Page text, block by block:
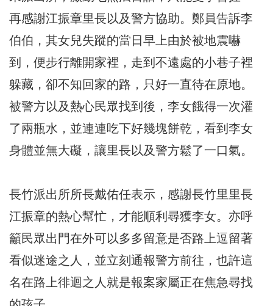
再感謝江振章里長以及警方協助。鄭員告訴李
伯伯，其女兒失蹤的當日早上由於被地震嚇
到，便步行離開家裡，走到不遠處的小巷子裡
躲藏，卻不知回家的路，只好一直待在原地。
被警方以及熱心民眾找到後，李女餓得一次灌
了兩瓶水，並連連吃下好幾塊餅乾，看到李女
身體並無大礙，讓里長以及警方鬆了一口氣。
長竹派出所所長戴佑任表示，感謝長竹里里長
江振章的熱心幫忙，才能順利尋獲李女。亦呼
籲民眾出門在外可以多多留意是否路上逗留著
看似迷途之人，並立刻通報警方前往，也許這
名在路上徘迴之人就是報案家屬正在焦急尋找